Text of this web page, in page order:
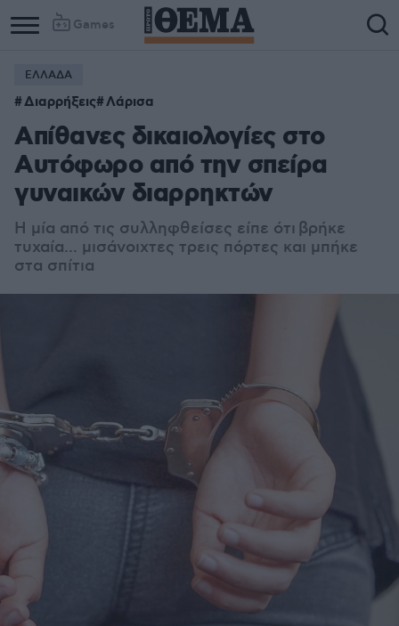
Games
ΕΛΛΑΔΑ
Διαρρήξεις Λάρισα
Απίθανες δικαιολογίες στο
Αυτόφωρο από την σπείρα
γυναικών διαρρηκτών
H μία από τις συλληφθείσες είπε ότι βρήκε
τυχαία... μισάνοιχτες τρεις πόρτες και μπήκε
στα σπίτια